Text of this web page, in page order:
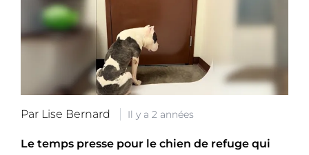
Par Lise Bernard Il y a 2 années
Le temps presse pour le chien de refuge qui